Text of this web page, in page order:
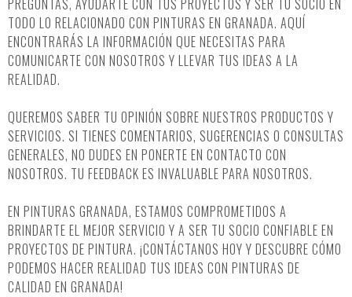
PREGUNTAS, AYUDARTE CON TUS PROYECTOS Y SER TU SOCIO EN
TODO LO RELACIONADO CON PINTURAS EN GRANADA. AQUÍ
ENCONTRARÁS LA INFORMACIÓN QUE NECESITAS PARA
COMUNICARTE CON NOSOTROS Y LLEVAR TUS IDEAS A LA
REALIDAD.
QUEREMOS SABER TU OPINIÓN SOBRE NUESTROS PRODUCTOS Y
SERVICIOS. SI TIENES COMENTARIOS, SUGERENCIAS O CONSULTAS
GENERALES, NO DUDES EN PONERTE EN CONTACTO CON
NOSOTROS. TU FEEDBACK ES INVALUABLE PARA NOSOTROS.
EN PINTURAS GRANADA, ESTAMOS COMPROMETIDOS A
BRINDARTE EL MEJOR SERVICIO Y A SER TU SOCIO CONFIABLE EN
PROYECTOS DE PINTURA. ¡CONTÁCTANOS HOY Y DESCUBRE CÓMO
PODEMOS HACER REALIDAD TUS IDEAS CON PINTURAS DE
CALIDAD EN GRANADA!